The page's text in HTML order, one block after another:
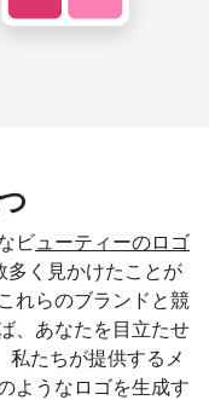
ビ ューティーのロゴ
多く見かけたことが
れらのブランドと競
、あなたを目立たせ
私たちが提供するメ
ようなロゴを生成す